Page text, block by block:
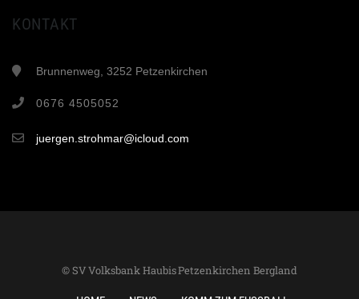
KONTAKT
Brunnenweg, 3252 Petzenkirchen
0676 4505052
juergen.strohmar@icloud.com
© SV Volksbank Haubis Petzenkirchen Bergland